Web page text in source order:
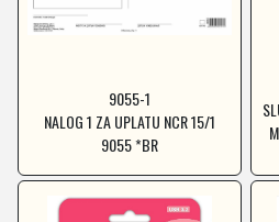
9055-1
NALOG 1 ZA UPLATU NCR 15/1
9055 *BR